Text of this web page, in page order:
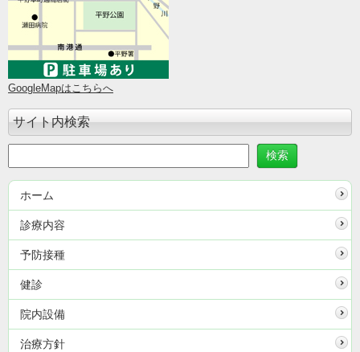
GoogleMapはこちらへ
サイト内検索
ホーム
診療内容
予防接種
健診
院内設備
治療方針